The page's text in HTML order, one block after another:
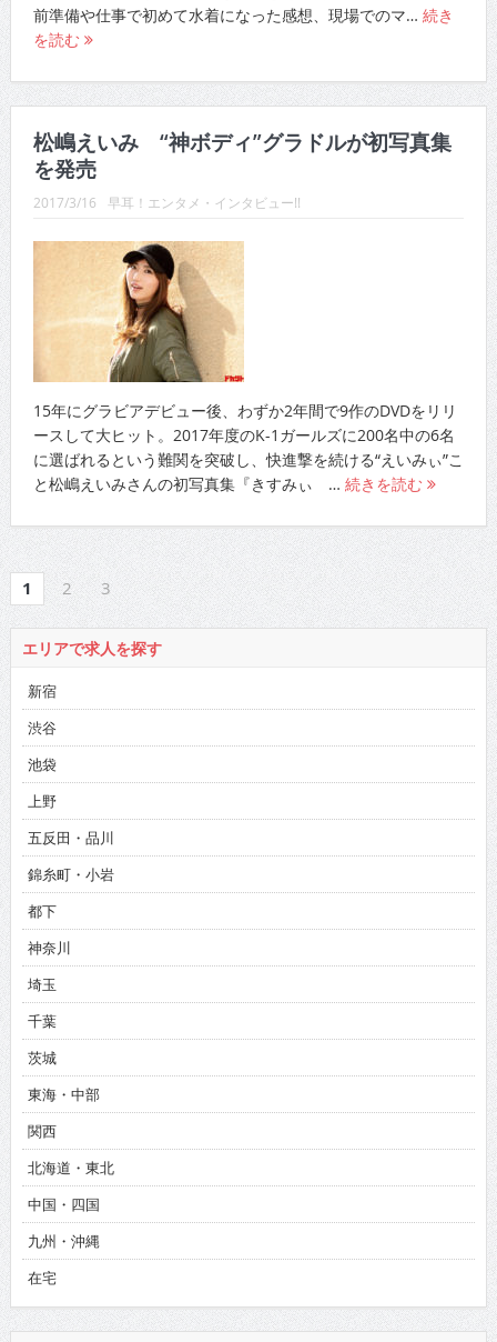
前準備や仕事で初めて水着になった感想、現場でのマ… 続き
を読む
松嶋えいみ “神ボディ”グラドルが初写真集
を発売
2017/3/16 早耳！エンタメ・インタビュー!!
15年にグラビアデビュー後、わずか2年間で9作のDVDをリリ
ースして大ヒット。2017年度のK-1ガールズに200名中の6名
に選ばれるという難関を突破し、快進撃を続ける“えいみぃ”こ
と松嶋えいみさんの初写真集『きすみぃ … 続きを読む
1 2 3
エリアで求人を探す
新宿
渋谷
池袋
上野
五反田・品川
錦糸町・小岩
都下
神奈川
埼玉
千葉
茨城
東海・中部
関西
北海道・東北
中国・四国
九州・沖縄
在宅